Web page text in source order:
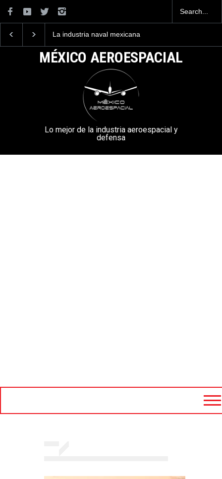
La industria naval mexicana
la Armada de México
mexicanos cuesta 2.9
millones de dólares
MÉXICO AEROESPACIAL
Lo mejor de la industria aeroespacial y
defensa